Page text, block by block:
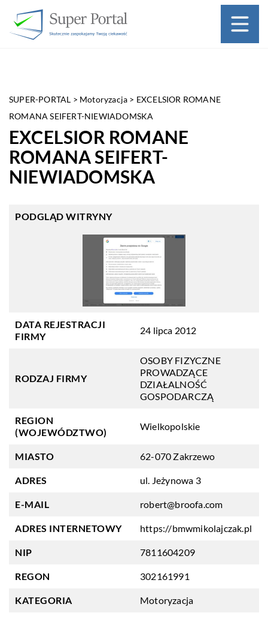
SUPER-PORTAL > Motoryzacja > EXCELSIOR ROMANE
ROMANA SEIFERT-NIEWIADOMSKA
EXCELSIOR ROMANE
ROMANA SEIFERT-
NIEWIADOMSKA
PODGLĄD WITRYNY
DATA REJESTRACJI
FIRMY
24 lipca 2012
RODZAJ FIRMY
OSOBY FIZYCZNE
PROWADZĄCE
DZIAŁALNOŚĆ
GOSPODARCZĄ
REGION
(WOJEWÓDZTWO)
Wielkopolskie
MIASTO 62-070 Zakrzewo
ADRES ul. Jeżynowa 3
E-MAIL robert@broofa.com
ADRES INTERNETOWY https://bmwmikolajczak.pl
NIP 7811604209
REGON 302161991
KATEGORIA Motoryzacja